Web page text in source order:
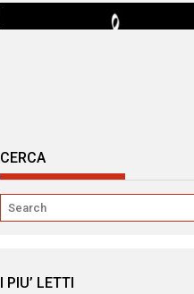
CERCA
I PIU’ LETTI